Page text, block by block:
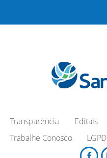
Transparência Editais
Trabalhe Conosco
LGPD